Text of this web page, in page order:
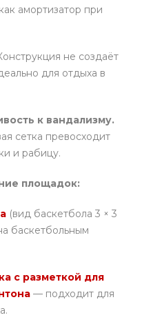
амортизатор при
не создаёт
для отдыха в
к вандализму.
сетка превосходит
и рабицу.
площадок:
(вид баскетбола 3 × 3
баскетбольным
с разметкой для
— подходит для